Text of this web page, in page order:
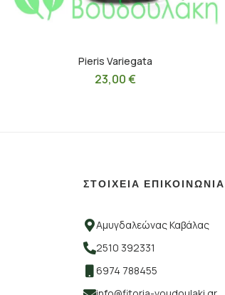
Pieris Variegata
23,00€
ΣΤΟΙΧΕΙΑ
Αμυγδαλεώνας Καβάλας
2510 392331
6974 788455